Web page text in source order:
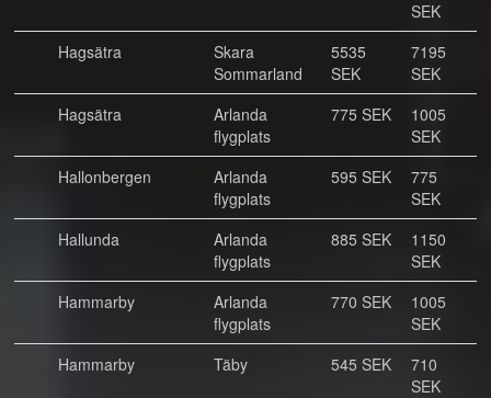
SEK
Hagsätra
Skara
Sommarland
5535
SEK
7195
SEK
Hagsätra
Arlanda
flygplats
775 SEK
1005
SEK
Hallonbergen
Arlanda
flygplats
595 SEK
775
SEK
Hallunda
Arlanda
flygplats
885 SEK
1150
SEK
Hammarby
Arlanda
flygplats
770 SEK
1005
SEK
Hammarby
Täby 545 SEK
710
SEK